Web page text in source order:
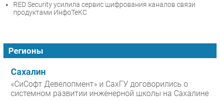
RED Security усилила сервис шифрования каналов связи
продуктами ИнфоТеКС
Регионы
Сахалин
«СиСофт Девелопмент» и СахГУ договорились о
системном развитии инженерной школы на Сахалине